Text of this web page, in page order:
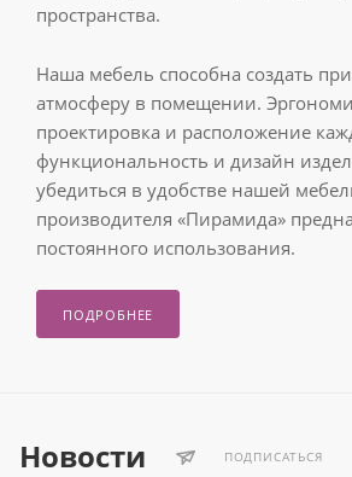
пространства.
Наша мебель способна создать
атмосферу в помещении.
проектировка и расположение
функциональность и дизайн
убедиться в удобстве нашей
производителя «Пирамида»
постоянного использования.
ПОДРОБНЕЕ
Новости ПОДПИСАТЬСЯ